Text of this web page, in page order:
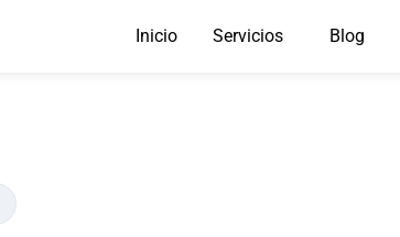
Inicio Servicios Blog